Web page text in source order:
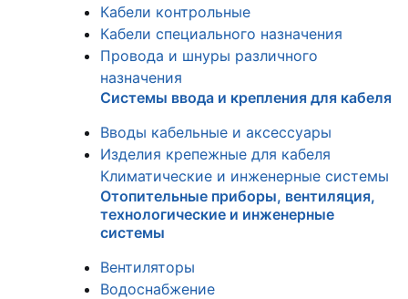
Кабели контрольные
Кабели специального назначения
Провода и шнуры различного
назначения
Системы ввода и крепления для кабеля
Вводы кабельные и аксессуары
Изделия крепежные для кабеля
Климатические и инженерные системы
Отопительные приборы, вентиляция,
технологические и инженерные
системы
Вентиляторы
Водоснабжение